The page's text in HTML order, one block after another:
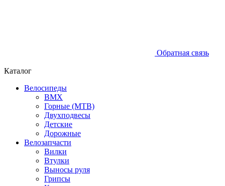
Обратная связь
Каталог
Велосипеды
BMX
Горные (MTB)
Двухподвесы
Детские
Дорожные
Велозапчасти
Вилки
Втулки
Выносы руля
Грипсы